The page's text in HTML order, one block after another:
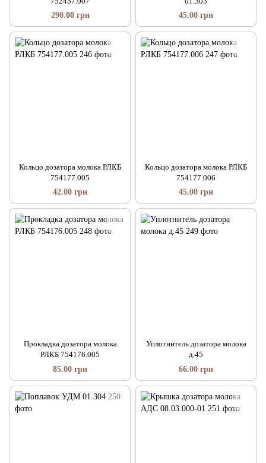
290.00 грн
45.00 грн
Кольцо дозатора молока РЛКБ
754177.005
42.00 грн
Кольцо дозатора молока РЛКБ
754177.006
45.00 грн
Прокладка дозатора молока
РЛКБ 754176.005
85.00 грн
Уплотнитель дозатора молока
д.45
66.00 грн